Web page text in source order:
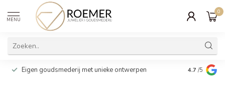
MENU
0
Eigen goudsmederij met unieke ontwerpen Wij
cadeau
4.7 /5